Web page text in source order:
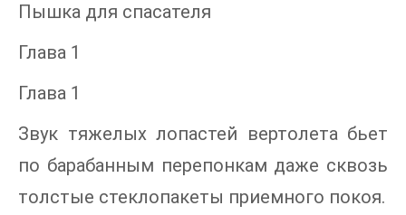
Пышка для спасателя
Глава 1
Глава 1
Звук тяжелых лопастей вертолета бьет
по барабанным перепонкам даже сквозь
толстые стеклопакеты приемного покоя.